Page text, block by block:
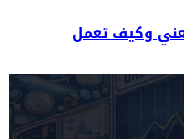
وكيف تعمل